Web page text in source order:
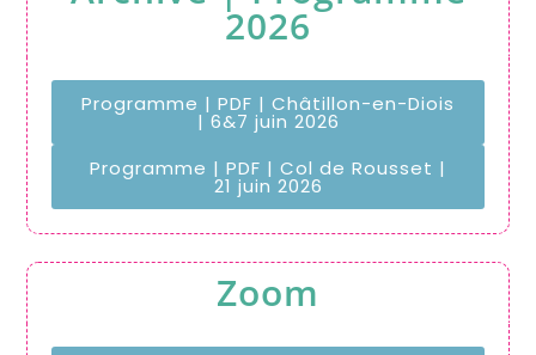
2026
Programme | PDF | Châtillon-en-Diois
| 6&7 juin 2026
Programme | PDF | Col de Rousset |
21 juin 2026
Zoom